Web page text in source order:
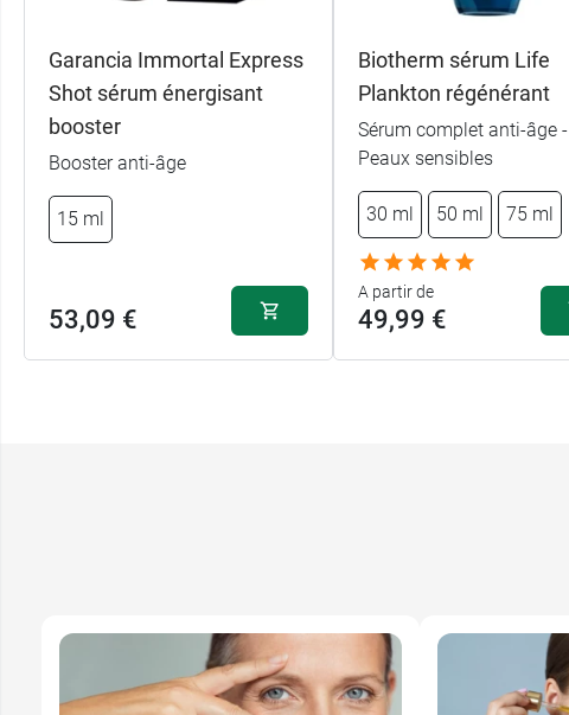
Garancia Immortal Express
Shot sérum énergisant
booster
Booster anti-âge
15 ml
53,09 €
Biotherm sérum Life
Plankton régénérant
Sérum complet anti-âge -
Peaux sensibles
30 ml 50 ml 75 ml
A partir de
49,99 €